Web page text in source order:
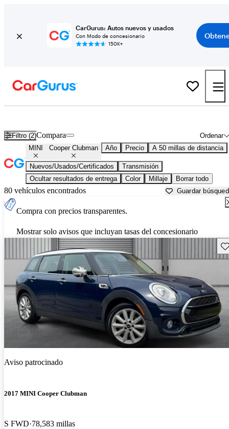
CarGurus: Autos nuevos y usados
Con Modo de concesionario
150K+
Filtro (2) Ordenar
Compara
MINI Cooper Clubman Año Precio A 50 millas de distancia
Nuevos/Usados/Certificados
Transmisión
Ocultar resultados de entrega
Color Millaje Borrar todo
80 vehículos encontrados Guardar
Compra con precios transparentes.
Mostrar solo avisos que incluyan tasas del concesionario
Aviso patrocinado
2017 MINI Cooper Clubman
S FWD 78,583 millas